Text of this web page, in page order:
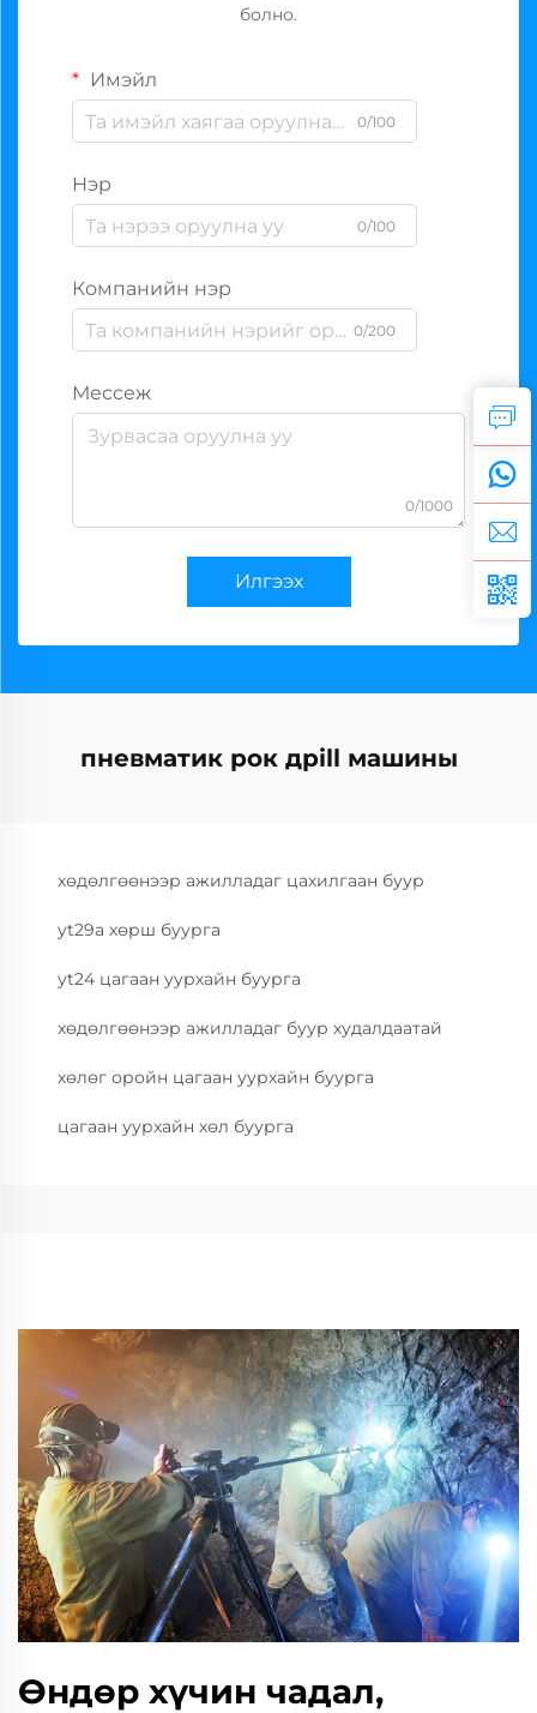
болно.
Имэйл
0/100
Нэр
0/100
Компанийн нэр
0/200
Мессеж
0/1000
Илгээх
пневматик рок дрill машины
хөдөлгөөнээр ажилладаг цахилгаан буур
yt29a хөрш буурга
yt24 цагаан уурхайн буурга
хөдөлгөөнээр ажилладаг буур худалдаатай
хөлөг оройн цагаан уурхайн буурга
цагаан уурхайн хөл буурга
Өндөр хүчин чадал,